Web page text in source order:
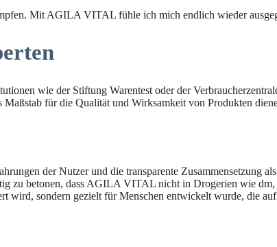
Mit AGILA VITAL fühle ich mich endlich wieder
wie der Stiftung Warentest oder der
für die Qualität und Wirksamkeit von Produkten
der Nutzer und die transparente Zusammensetzung
zu betonen, dass AGILA VITAL nicht in Drogerien wie
wird, sondern gezielt für Menschen entwickelt wurde, die